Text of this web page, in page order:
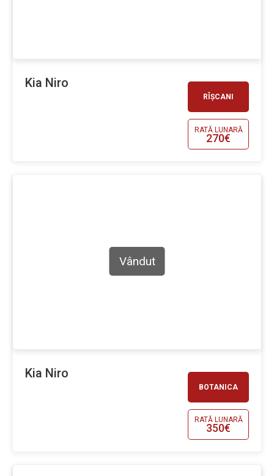
RÎȘCANI
RATĂ LUNARĂ
270€
Kia Niro
BOTANICA
RATĂ LUNARĂ
350€
Vândut
Kia Niro